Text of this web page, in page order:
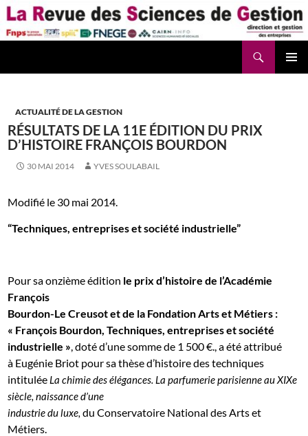
Aller
au
contenu
ACTUALITÉ DE LA GESTION
RÉSULTATS DE LA 11E ÉDITION DU PRIX
D’HISTOIRE FRANÇOIS BOURDON
30 MAI 2014 YVES SOULABAIL
Modifié le 30 mai 2014.
“Techniques, entreprises et société industrielle”
Pour sa onzième édition le prix d’histoire de l’Académie
François
Bourdon-Le Creusot et de la Fondation Arts et Métiers :
« François Bourdon, Techniques, entreprises et société
industrielle », doté d’une somme de 1 500 €., a été attribué
à Eugénie Briot pour sa thèse d’histoire des techniques
intitulée La chimie des élégances. La parfumerie parisienne au XIXe
siècle, naissance d’une
industrie du luxe, du Conservatoire National des Arts et
Métiers.